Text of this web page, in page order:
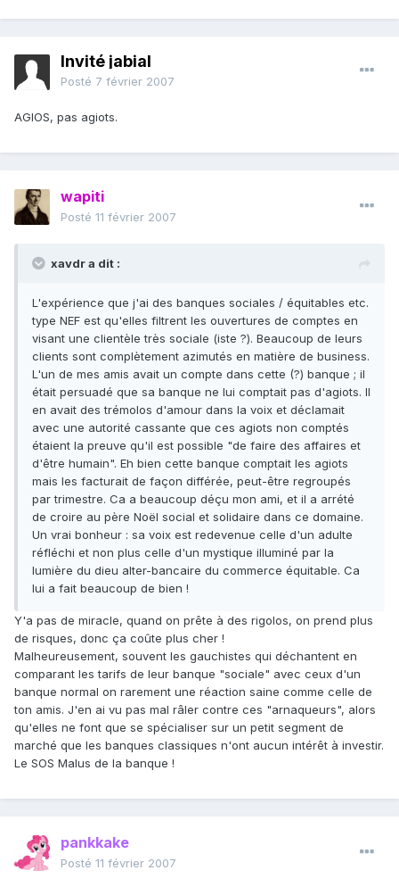
Invité jabial
Posté 7 février 2007
AGIOS, pas agiots.
wapiti
Posté 11 février 2007
xavdr a dit :
L'expérience que j'ai des banques sociales / équitables etc.
type NEF est qu'elles filtrent les ouvertures de comptes en
visant une clientèle très sociale (iste ?). Beaucoup de leurs
clients sont complètement azimutés en matière de business.
L'un de mes amis avait un compte dans cette (?) banque ; il
était persuadé que sa banque ne lui comptait pas d'agiots. Il
en avait des trémolos d'amour dans la voix et déclamait
avec une autorité cassante que ces agiots non comptés
étaient la preuve qu'il est possible "de faire des affaires et
d'être humain". Eh bien cette banque comptait les agiots
mais les facturait de façon différée, peut-être regroupés
par trimestre. Ca a beaucoup déçu mon ami, et il a arrété
de croire au père Noël social et solidaire dans ce domaine.
Un vrai bonheur : sa voix est redevenue celle d'un adulte
réfléchi et non plus celle d'un mystique illuminé par la
lumière du dieu alter-bancaire du commerce équitable. Ca
lui a fait beaucoup de bien !
Y'a pas de miracle, quand on prête à des rigolos, on prend plus
de risques, donc ça coûte plus cher !
Malheureusement, souvent les gauchistes qui déchantent en
comparant les tarifs de leur banque "sociale" avec ceux d'un
banque normal on rarement une réaction saine comme celle de
ton amis. J'en ai vu pas mal râler contre ces "arnaqueurs", alors
qu'elles ne font que se spécialiser sur un petit segment de
marché que les banques classiques n'ont aucun intérêt à investir.
Le SOS Malus de la banque !
pankkake
Posté 11 février 2007